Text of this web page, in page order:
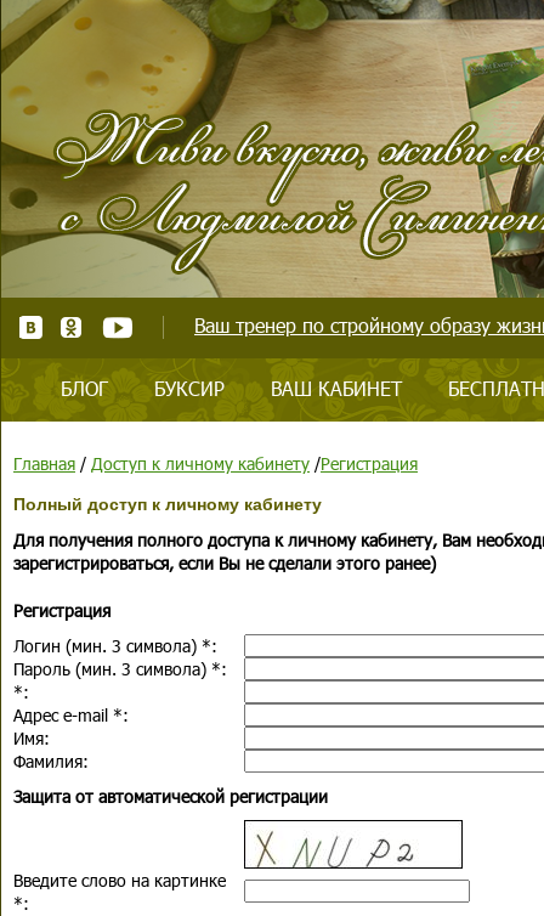
Ваш тренер по стройному образу
БЛОГ БУКСИР ВАШ КАБИНЕТ
Главная / Доступ к личному кабинету /Регистрация
Полный доступ к личному кабинету
Для получения полного доступа к личному кабинету, Вам
зарегистрироваться, если Вы не сделали этого ранее)
Регистрация
Логин (мин. 3 символа) *:
Пароль (мин. 3 символа) *:
*:
Адрес e-mail *:
Имя:
Фамилия:
Защита от автоматической регистрации
Введите слово на картинке
*: